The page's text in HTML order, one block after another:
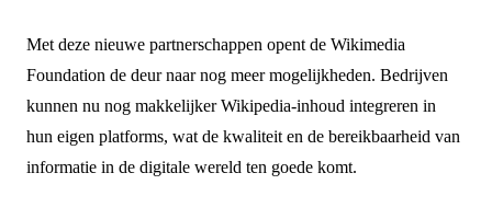
Met deze nieuwe partnerschappen opent de Wikimedia
Foundation de deur naar nog meer mogelijkheden. Bedrijven
kunnen nu nog makkelijker Wikipedia-inhoud integreren in
hun eigen platforms, wat de kwaliteit en de bereikbaarheid van
informatie in de digitale wereld ten goede komt.